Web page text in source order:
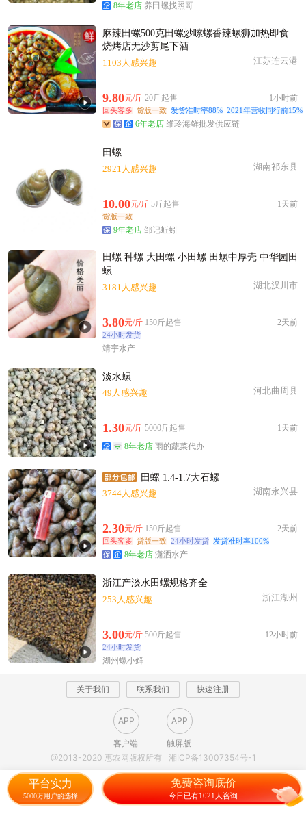
8年老店 养田螺找照哥
麻辣田螺500克田螺炒嗦螺香辣螺狮加热即食
烧烤店无沙剪尾下酒
1103人感兴趣
江苏连云港
9.80元/斤 20斤起售 1小时前
回头客多 货版一致 发货准时率88% 2021年营收同行前15%
6年老店 维玲海鲜批发供应链
田螺
2921人感兴趣
湖南祁东县
10.00元/斤 5斤起售 1天前
货版一致
9年老店 邹记蚯蚓
田螺 种螺 大田螺 小田螺 田螺中厚壳 中华园田
螺
3181人感兴趣
湖北汉川市
3.80元/斤 150斤起售 2天前
24小时发货
靖宇水产
淡水螺
49人感兴趣
河北曲周县
1.30元/斤 5000斤起售
1天前
8年老店 雨的蔬菜代办
田螺 1.4-1.7大石螺
3744人感兴趣
湖南永兴县
2.30元/斤 150斤起售 2天前
回头客多 货版一致 24小时发货 发货准时率100%
8年老店 潇洒水产
浙江产淡水田螺规格齐全
253人感兴趣
浙江湖州
3.00元/斤 500斤起售 12小时前
24小时发货
湖州螺小鲜
关于我们 联系我们 快速注册
APP
客户端
APP
触屏版
@2013-2020 惠农网版权所有
湘ICP备13007354号-1
平台实力
5000万用户的选择
免费咨询底价
今日已有1021人咨询